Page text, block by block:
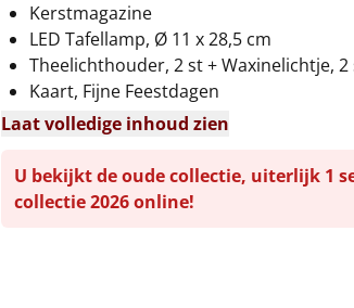
Kerstmagazine
LED Tafellamp, Ø 11 x 28,5 cm
Theelichthouder, 2 st + Waxinelichtje, 2
Kaart, Fijne Feestdagen
Laat volledige inhoud zien
U bekijkt de oude collectie, uiterlijk 1
collectie 2026 online!